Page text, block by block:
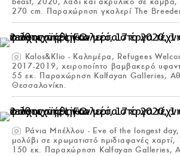
270 cm. Παραχώρηση γκαλερί The
Kalos&Klio - Καλημέρα, Refugees
2017-2019, χειροποίητο βαμβακερό
55 εκ. Παραχώρηση Kalfayan Galleries,
Θεσσαλονίκη.
Ράνια Μπέλλου - Eve of the longest
μολύβι σε χρωματιστό ημιδιαφανές
150 εκ. Παραχώρηση Kalfayan Galleries,